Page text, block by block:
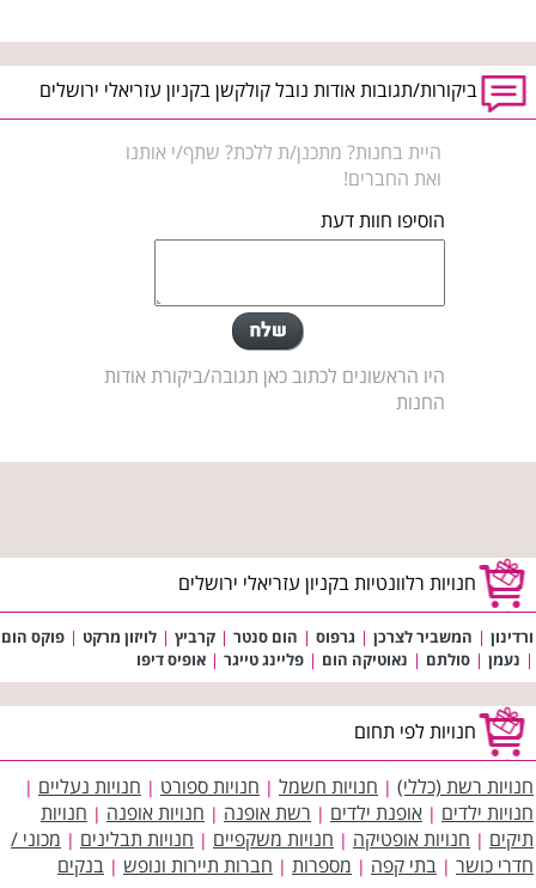
ביקורות/תגובות אודות נובל קולקשן בקניון עזריאלי ירושלים
היית בחנות? מתכנן/ת ללכת? שתף/י אותנו
ואת החברים!
הוסיפו חוות דעת
היו הראשונים לכתוב כאן תגובה/ביקורת אודות
החנות
חנויות רלוונטיות בקניון עזריאלי ירושלים
ורדינון | המשביר לצרכן | גרפוס | הום סנטר | קרביץ | לויזון מרקט | פוקס הום
| נעמן | סולתם | נאוטיקה הום | פליינג טייגר | אופיס דיפו
חנויות לפי תחום
חנויות רשת (כללי) | חנויות חשמל | חנויות ספורט | חנויות נעליים |
חנויות ילדים | אופנת ילדים | רשת אופנה | חנויות אופנה | חנויות
תיקים | חנויות אופטיקה | חנויות משקפיים | חנויות תבלינים | מכוני /
חדרי כושר | בתי קפה | מספרות | חברות תיירות ונופש | בנקים